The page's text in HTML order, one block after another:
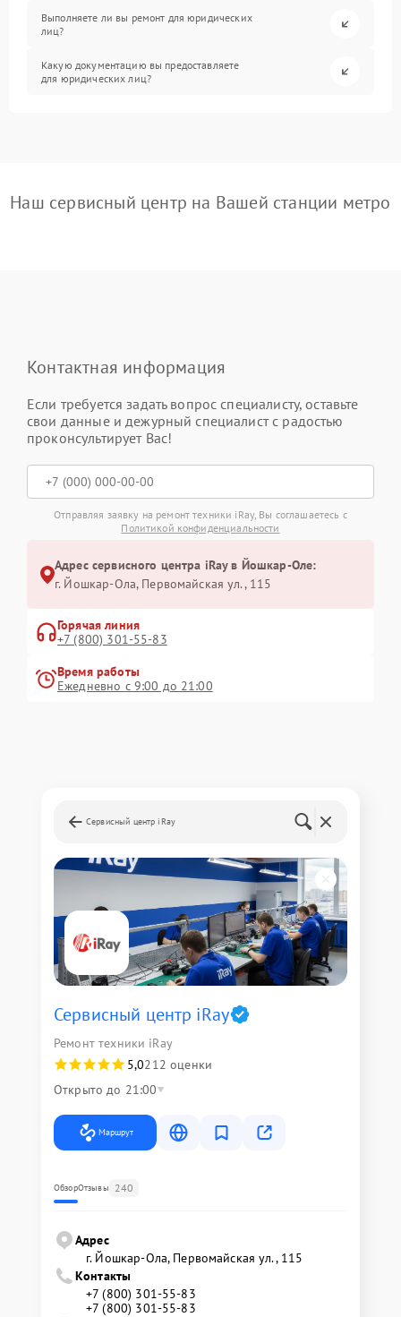
Выполняете ли вы ремонт для юридических
лиц?
Какую документацию вы предоставляете
для юридических лиц?
Наш сервисный центр на Вашей станции метро
Контактная информация
Если требуется задать вопрос специалисту, оставьте
свои данные и дежурный специалист с радостью
проконсультирует Вас!
Отправляя заявку на ремонт техники iRay, Вы соглашаетесь с
Политикой конфиденциальности
Адрес сервисного центра iRay в Йошкар-Оле:
г. Йошкар-Ола, Первомайская ул., 115
Горячая линия
+7 (800) 301-55-83
Время работы
Ежедневно с 9:00 до 21:00
Сервисный центр iRay
Сервисный центр iRay
Ремонт техники iRay
5,0212 оценки
Открыто до 21:00
Маршрут
ОбзорОтзывы 240
Адрес
г. Йошкар-Ола, Первомайская ул., 115
Контакты
+7 (800) 301-55-83
+7 (800) 301-55-83